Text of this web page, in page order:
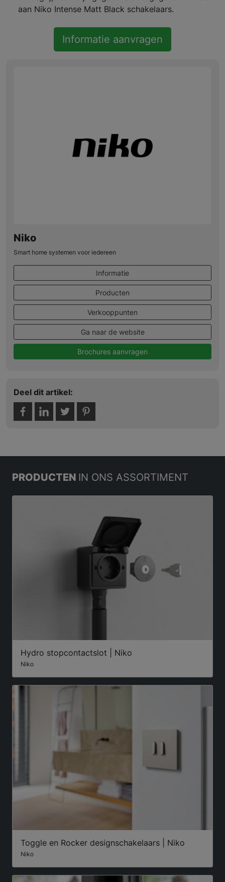
aan Niko Intense Matt Black schakelaars.
Informatie aanvragen
Niko
Smart home systemen voor iedereen
Informatie
Producten
Verkooppunten
Ga naar de website
Brochures aanvragen
Deel dit artikel:
PRODUCTEN IN ONS ASSORTIMENT
Hydro stopcontactslot | Niko
Niko
Toggle en Rocker designschakelaars | Niko
Niko